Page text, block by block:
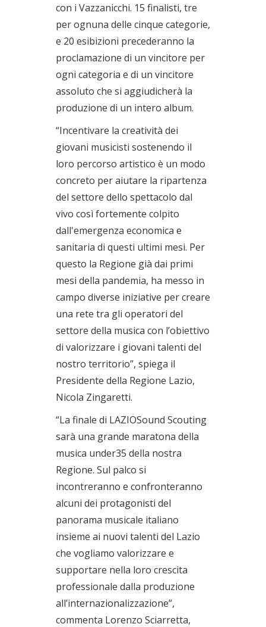
con i Vazzanicchi. 15 finalisti, tre
per ognuna delle cinque categorie,
e 20 esibizioni precederanno la
proclamazione di un vincitore per
ogni categoria e di un vincitore
assoluto che si aggiudicherà la
produzione di un intero album.
“Incentivare la creatività dei
giovani musicisti sostenendo il
loro percorso artistico è un modo
concreto per aiutare la ripartenza
del settore dello spettacolo dal
vivo così fortemente colpito
dall'emergenza economica e
sanitaria di questi ultimi mesi. Per
questo la Regione già dai primi
mesi della pandemia, ha messo in
campo diverse iniziative per creare
una rete tra gli operatori del
settore della musica con l’obiettivo
di valorizzare i giovani talenti del
nostro territorio”, spiega il
Presidente della Regione Lazio,
Nicola Zingaretti.
“La finale di LAZIOSound Scouting
sarà una grande maratona della
musica under35 della nostra
Regione. Sul palco si
incontreranno e confronteranno
alcuni dei protagonisti del
panorama musicale italiano
insieme ai nuovi talenti del Lazio
che vogliamo valorizzare e
supportare nella loro crescita
professionale dalla produzione
all’internazionalizzazione”,
commenta Lorenzo Sciarretta,